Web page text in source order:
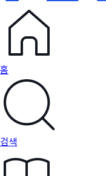
홈
검색